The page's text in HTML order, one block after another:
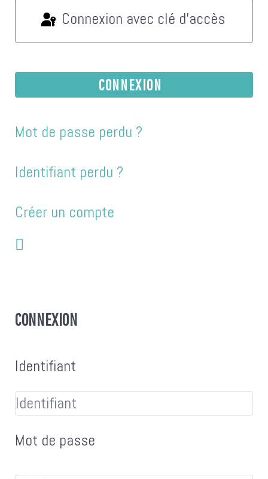
Connexion avec clé d'accès
CONNEXION
Mot de passe perdu ?
Identifiant perdu ?
Créer un compte
CONNEXION
Identifiant
Mot de passe